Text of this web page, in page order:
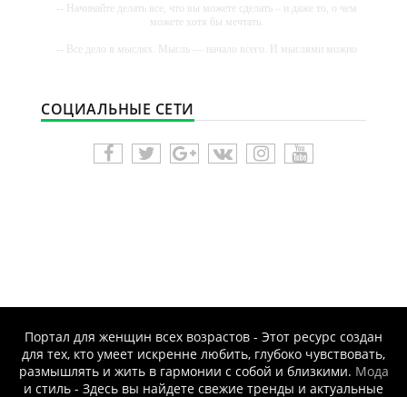
-- Начинайте делать все, что вы можете сделать – и даже то, о чем
можете хотя бы мечтать.
-- Все дело в мыслях. Мысль — начало всего. И мыслями можно
-- Идите уверенно по направлению к мечте. Живите той жизнью,
которую вы сами себе придумали.
-- Самое большое богатство — это ум. Самая большая нищета —
глупость. Из всех страхов самый пугающий — самолюбование.
СОЦИАЛЬНЫЕ СЕТИ
Портал для женщин всех возрастов - Этот ресурс создан
для тех, кто умеет искренне любить, глубоко чувствовать,
размышлять и жить в гармонии с собой и близкими. Мода
и стиль - Здесь вы найдете свежие тренды и актуальные